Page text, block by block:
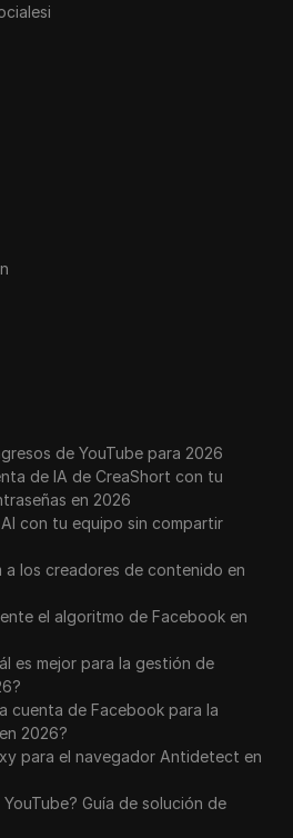
de YouTube para 2026
de IA de CreaShort con tu
en 2026
con tu equipo sin compartir
a los creadores de contenido en
el algoritmo de Facebook en
es mejor para la gestión de
cuenta de Facebook para la
2026?
para el navegador Antidetect en
Guía de solución de